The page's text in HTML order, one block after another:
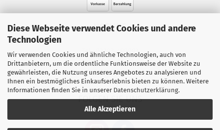
Diese Webseite verwendet Cookies und andere
Technologien
Wir verwenden Cookies und ähnliche Technologien, auch von
Drittanbietern, um die ordentliche Funktionsweise der Website zu
gewährleisten, die Nutzung unseres Angebotes zu analysieren und
Ihnen ein bestmögliches Einkaufserlebnis bieten zu können. Weitere
Informationen finden Sie in unserer Datenschutzerklärung.
Alle Akzeptieren
HOTLINE
Tel.: 02303-490093
Mo.-Fr. 10:00 - 18:00 Uhr
Sa. 10:00 - 15:00 Uhr
FOLGEN SIE UNS